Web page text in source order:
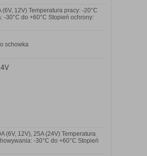
12V) Temperatura pracy: -20°C
-30°C do +60°C Stopień ochrony:
schowka
(6V, 12V), 25A (24V) Temperatura
-30°C do +60°C Stopień